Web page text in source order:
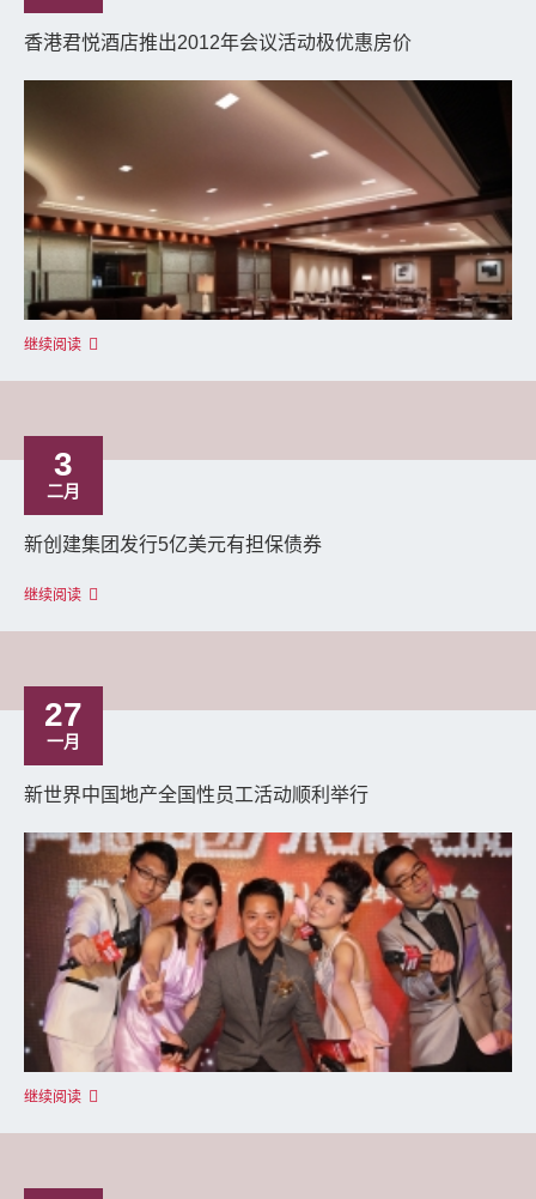
香港君悦酒店推出2012年会议活动极优惠房价
继续阅读
3
二月
新创建集团发行5亿美元有担保债券
继续阅读
27
一月
新世界中国地产全国性员工活动顺利举行
继续阅读